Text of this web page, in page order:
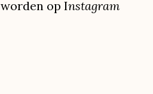
worden op Instagram